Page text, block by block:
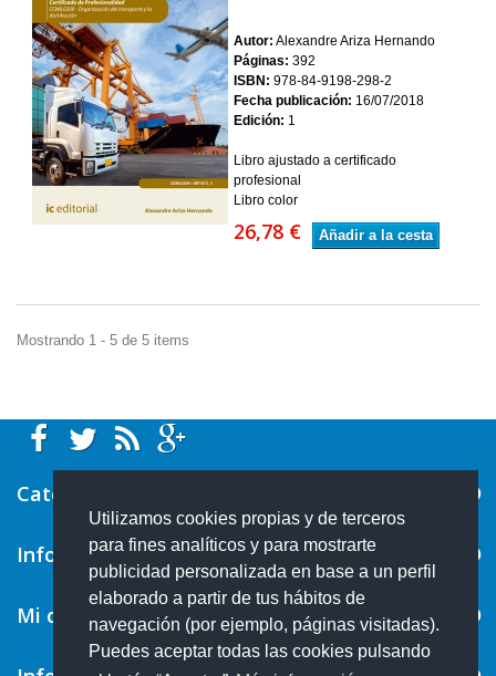
Utilizamos cookies propias y de terceros
para fines analíticos y para mostrarte
publicidad personalizada en base a un perfil
elaborado a partir de tus hábitos de
navegación (por ejemplo, páginas visitadas).
Puedes aceptar todas las cookies pulsando
Autor: Alexandre Ariza Hernando
Páginas: 392
ISBN: 978-84-9198-298-2
Fecha publicación: 16/07/2018
Edición: 1
Libro ajustado a certificado
profesional
Libro color
26,78 € Añadir a la cesta
Mostrando 1 - 5 de 5 items
Categorías
Información
Mi cuenta